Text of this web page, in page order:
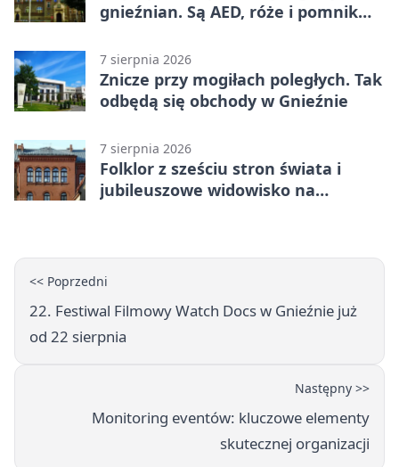
gnieźnian. Są AED, róże i pomnik
7 sierpnia 2026
Znicze przy mogiłach poległych. Tak
odbędą się obchody w Gnieźnie
7 sierpnia 2026
Folklor z sześciu stron świata i
jubileuszowe widowisko na
<< Poprzedni
22. Festiwal Filmowy Watch Docs w Gnieźnie już
od 22 sierpnia
Następny >>
Monitoring eventów: kluczowe elementy
skutecznej organizacji